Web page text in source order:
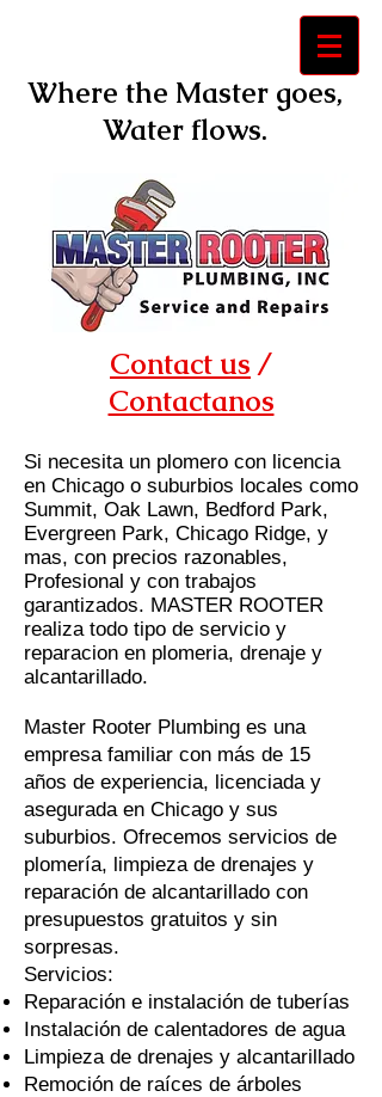
Where the Master goes,
Water flows.
Contact us /
Contactanos
Si necesita un plomero con licencia
en Chicago o suburbios locales como
Summit, Oak Lawn, Bedford Park,
Evergreen Park, Chicago Ridge, y
mas, con precios razonables,
Profesional y con trabajos
garantizados. MASTER ROOTER
realiza todo tipo de servicio y
reparacion en plomeria, drenaje y
alcantarillado.
Master Rooter Plumbing es una
empresa familiar con más de 15
años de experiencia, licenciada y
asegurada en Chicago y sus
suburbios. Ofrecemos servicios de
plomería, limpieza de drenajes y
reparación de alcantarillado con
presupuestos gratuitos y sin
sorpresas.
Servicios:
Reparación e instalación de tuberías
Instalación de calentadores de agua
Limpieza de drenajes y alcantarillado
Remoción de raíces de árboles